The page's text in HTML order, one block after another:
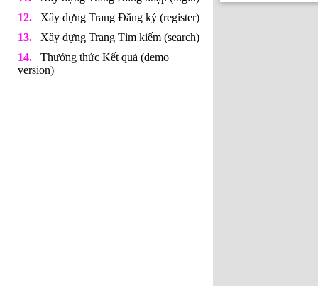
Xây dựng Trang Đăng ký (register)
Xây dựng Trang Tìm kiếm (search)
Thưởng thức Kết quả (demo
version)